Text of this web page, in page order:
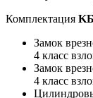
Комплектация
Замок
4 класс
Замок
4 класс